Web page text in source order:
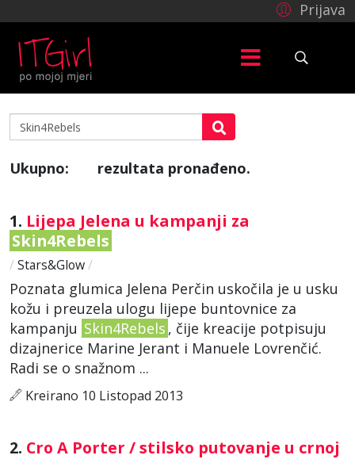
Prijava
Ukupno: rezultata pronađeno.
1. Lijepa Jelena u kampanji za
Skin4Rebels
/ Stars&Glow/
Poznata glumica Jelena Perčin uskočila je u usku
kožu i preuzela ulogu lijepe buntovnice za
kampanju Skin4Rebels , čije kreacije potpisuju
dizajnerice Marine Jerant i Manuele Lovrenčić.
Radi se o snažnom ...
Kreirano 10 Listopad 2013
2. Cro A Porter / stilsko putovanje u crnoj